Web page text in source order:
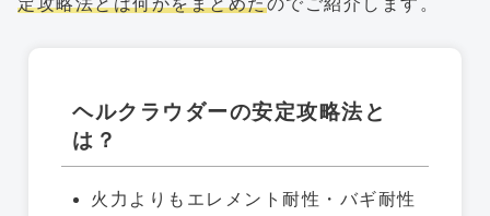
定攻略法とは何かをまとめたのでご紹介します。
ヘルクラウダーの安定攻略法と
は？
火力よりもエレメント耐性・バギ耐性